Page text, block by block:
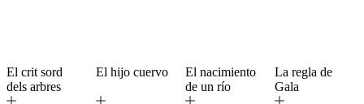
El crit sord
dels arbres
El hijo cuervo
El nacimiento
de un río
La regla de
Gala